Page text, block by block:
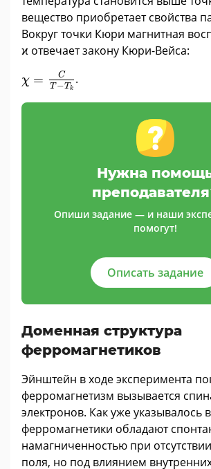
вещество приобретает свойства
Вокруг точки Кюри магнитная
ϰ отвечает закону Кюри-Вейса:
χ =
C
T −T k
Tk .
Нужна
Опиши задание — и наши
помогут!
Описать задание
Доменная структура
ферромагнетиков
Эйнштейн в ходе эксперимента
ферромагнетизм вызывается
электронов. Как уже указывалось
ферромагнетики обладают
намагниченностью при
поля, но под влиянием